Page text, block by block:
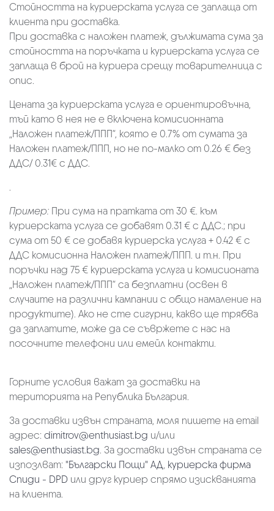
Стойността на куриерската услуга се заплаща от
клиента при доставка.
При доставка с наложен платеж, дължимата сума за
стойността на поръчката и куриерската услуга се
заплаща в брой на куриера срещу товарителница с
опис.
Цената за куриерската услуга е ориентировъчна,
тъй като в нея не е включена комисионната
„Наложен платеж/ППП“, която е 0.7% от сумата за
Наложен платеж/ППП, но не по-малко от 0.26 € без
ДДС/ 0.31€ с ДДС.
.
Пример: При сума на пратката от 30 €. към
куриерската услуга се добавят 0.31 € с ДДС.; при
сума от 50 € се добавя куриерска услуга + 0.42 € с
ДДС комисионна Наложен платеж/ППП. и т.н. При
поръчки над 75 € куриерската услуга и комисионата
„Наложен платеж/ППП“ са безплатни (освен в
случаите на различни кампании с общо намаление на
продуктите). Ако не сте сигурни, какво ще трябва
да заплатите, може да се съвржете с нас на
посочните телефони или емейл контакти.
Горните условия важат за доставки на
територията на Република България.
За доставки извън страната, моля пишете на email
адрес: dimitrov@enthusiast.bg и/или
sales@enthusiast.bg. За доставки извън страната се
изпозлват: "Български Пощи" АД, куриерска фирма
Спиди - DPD или друг куриер спрямо изискванията
на клиента.